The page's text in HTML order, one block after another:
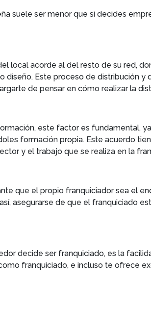
suele ser menor que si decides
local acorde al del resto de su red,
diseño. Este proceso de distribución
de pensar en cómo realizar la
este factor es fundamental,
formación propia. Este acuerdo
y el trabajo que se realiza en la
que el propio franquiciador sea el
asegurarse de que el franquiciado
decide ser franquiciado, es la
franquiciado, e incluso te ofrece